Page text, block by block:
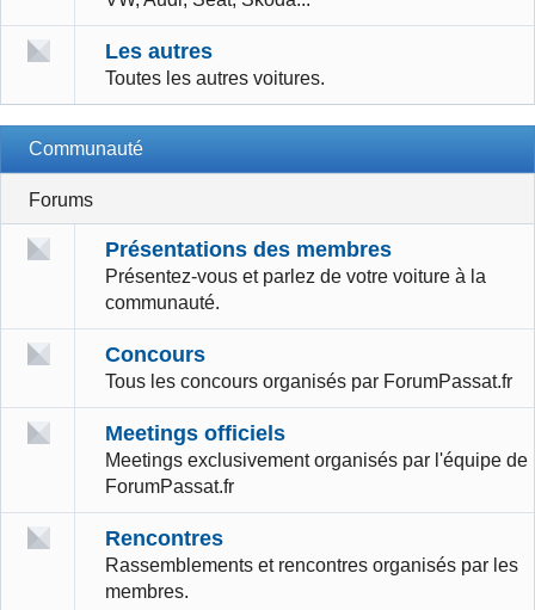
Les autres
Toutes les autres voitures.
Communauté
Forums
Présentations des membres
Présentez-vous et parlez de votre voiture à la
communauté.
Concours
Tous les concours organisés par ForumPassat.fr
Meetings officiels
Meetings exclusivement organisés par l'équipe de
ForumPassat.fr
Rencontres
Rassemblements et rencontres organisés par les
membres.